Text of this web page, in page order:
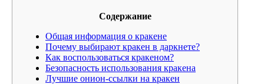
Содержание
Общая информация о кракене
Почему выбирают кракен в даркнете?
Как воспользоваться кракеном?
Безопасность использования кракена
Лучшие онион-ссылки на кракен